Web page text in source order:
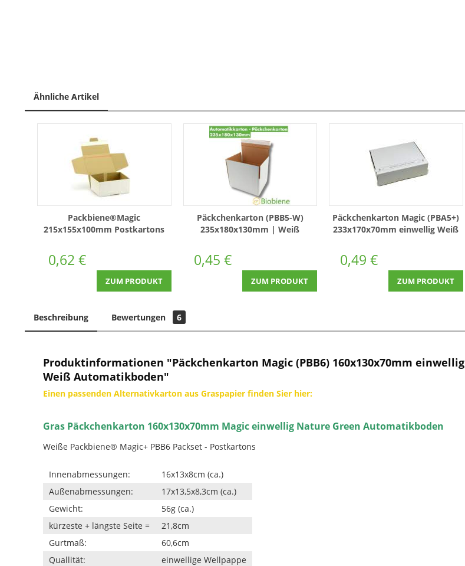
Ähnliche Artikel
Packbiene®Magic
215x155x100mm Postkartons
0,62 €
ZUM PRODUKT
Päckchenkarton (PBB5-W)
235x180x130mm | Weiß
0,45 €
ZUM PRODUKT
Päckchenkarton Magic (PBA5+)
233x170x70mm einwellig Weiß
0,49 €
ZUM PRODUKT
Beschreibung Bewertungen 6
Produktinformationen "Päckchenkarton Magic (PBB6) 160x130x70mm einwellig
Weiß Automatikboden"
Einen passenden Alternativkarton aus Graspapier finden Sier hier:
Gras Päckchenkarton 160x130x70mm Magic einwellig Nature Green Automatikboden
Weiße Packbiene® Magic+ PBB6 Packset - Postkartons
Innenabmessungen:
16x13x8cm (ca.)
Außenabmessungen:
17x13,5x8,3cm (ca.)
Gewicht:
56g (ca.)
kürzeste + längste Seite =
21,8cm
Gurtmaß:
60,6cm
Quallität:
einwellige Wellpappe